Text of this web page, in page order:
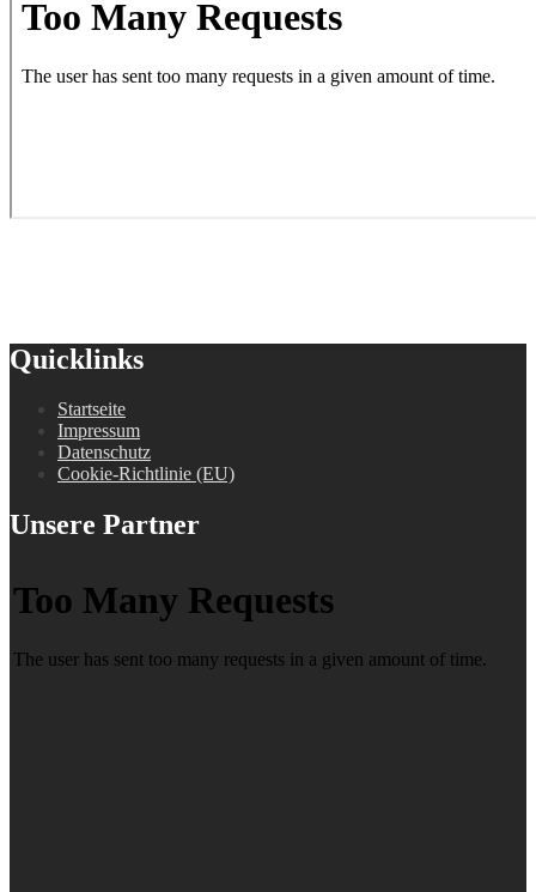
Quicklinks
Startseite
Impressum
Datenschutz
Cookie-Richtlinie (EU)
Unsere Partner